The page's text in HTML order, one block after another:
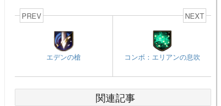
PREV
エデンの槍
NEXT
コンボ：エリアンの息吹
関連記事